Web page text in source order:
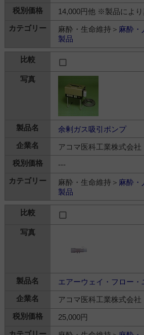
14,000円他 ※製品によ
麻酔・生命維持＞ 麻酔・
製品
余剰ガス吸引ポンプ
アコマ医科工業株式会社
---
麻酔・生命維持＞ 麻酔・
製品
エアーウェイ・フロー・
アコマ医科工業株式会社
25,000円